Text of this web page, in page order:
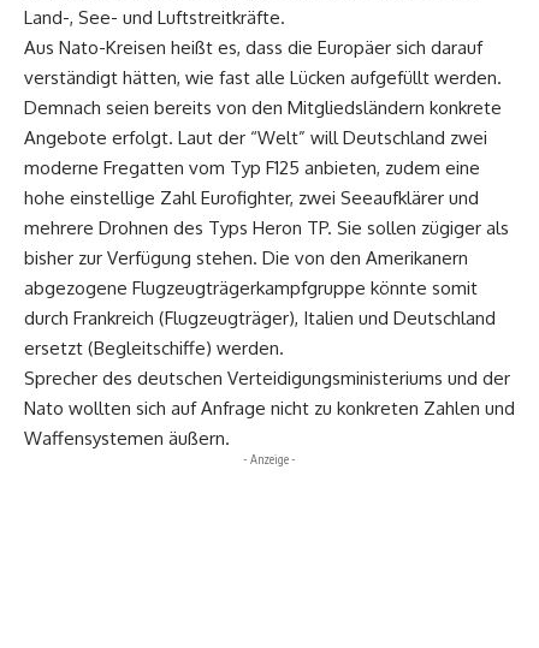
Land-, See- und Luftstreitkräfte.
Aus Nato-Kreisen heißt es, dass die Europäer sich darauf
verständigt hätten, wie fast alle Lücken aufgefüllt werden.
Demnach seien bereits von den Mitgliedsländern konkrete
Angebote erfolgt. Laut der “Welt” will Deutschland zwei
moderne Fregatten vom Typ F125 anbieten, zudem eine
hohe einstellige Zahl Eurofighter, zwei Seeaufklärer und
mehrere Drohnen des Typs Heron TP. Sie sollen zügiger als
bisher zur Verfügung stehen. Die von den Amerikanern
abgezogene Flugzeugträgerkampfgruppe könnte somit
durch Frankreich (Flugzeugträger), Italien und Deutschland
ersetzt (Begleitschiffe) werden.
Sprecher des deutschen Verteidigungsministeriums und der
Nato wollten sich auf Anfrage nicht zu konkreten Zahlen und
Waffensystemen äußern.
- Anzeige -